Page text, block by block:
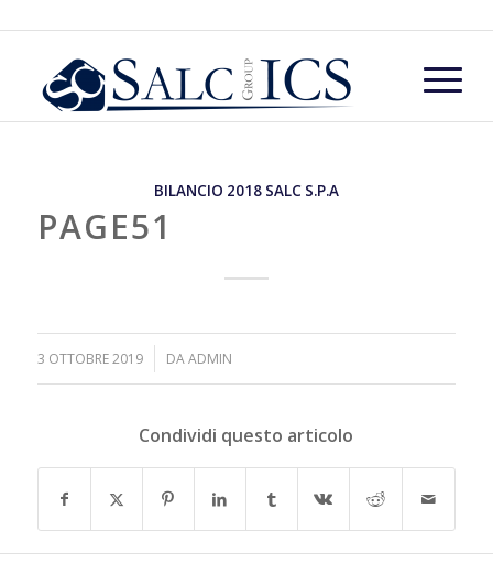
BILANCIO 2018 SALC S.P.A
PAGE51
3 OTTOBRE 2019 DAADMIN
Condividi questo articolo